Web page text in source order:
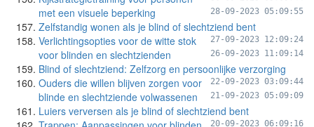
met een visuele beperking
28-09-2023 05:09:55
Zelfstandig wonen als je blind of slechtziend bent
27-09-2023 12:09:24
Verlichtingsopties voor de witte stok
voor blinden en slechtzienden
26-09-2023 11:09:14
Blind of slechtziend: Zelfzorg en persoonlijke verzorging
22-09-2023 03:09:44
Ouders die willen blijven zorgen voor
blinde en slechtziende volwassenen
21-09-2023 05:09:09
Luiers verversen als je blind of slechtziend bent
20-09-2023 06:09:16